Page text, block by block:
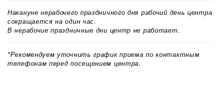
Накануне нерабочего праздничного дня рабочий день центра
сокращается на один час.
В нерабочие праздничные дни центр не работает.
*Рекомендуем уточнить график приема по контактным
телефонам перед посещением центра.